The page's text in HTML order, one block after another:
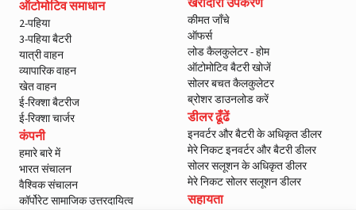
ऑटोमोटिव समाधान
2-पहिया
3-पहिया बैटरी
यात्री वाहन
व्यापारिक वाहन
खेत वाहन
ई-रिक्शा बैटरीज
ई-रिक्शा चार्जर
कंपनी
हमारे बारे में
भारत संचालन
वैश्विक संचालन
कॉर्पोरेट सामाजिक उत्तरदायित्व
कीमत जाँचे
ऑफर्स
लोड कैलकुलेटर - होम
ऑटोमोटिव बैटरी खोजें
सोलर बचत कैलकुलेटर
ब्रोशर डाउनलोड करें
डीलर ढूँढें
इनवर्टर और बैटरी के अधिकृत डीलर
मेरे निकट इनवर्टर और बैटरी डीलर
सोलर सलूशन के अधिकृत डीलर
मेरे निकट सोलर सलूशन डीलर
सहायता